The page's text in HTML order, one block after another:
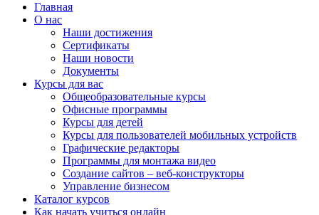
Главная
О нас
Наши достижения
Сертификаты
Наши новости
Документы
Курсы для вас
Общеобразовательные курсы
Офисные программы
Курсы для детей
Курсы для пользователей мобильных устройств
Графические редакторы
Программы для монтажа видео
Создание сайтов – веб-конструкторы
Управление бизнесом
Каталог курсов
Как начать учиться онлайн